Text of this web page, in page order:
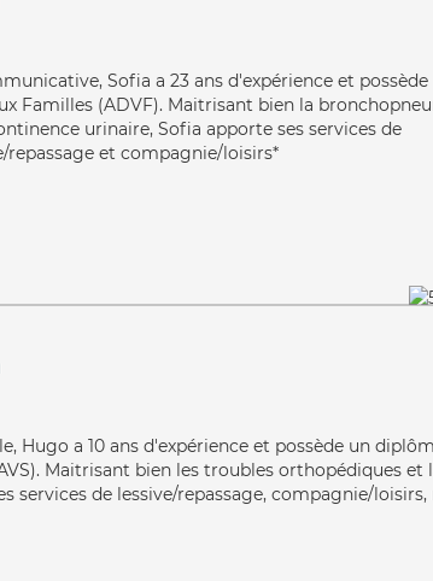
Sofia a 23 ans d'expérience et possède
Familles (ADVF). Maitrisant bien la
urinaire, Sofia apporte ses services de
repassage et compagnie/loisirs*
Hugo a 10 ans d'expérience et possède un
Maitrisant bien les troubles orthopédiques et
services de lessive/repassage, compagnie/